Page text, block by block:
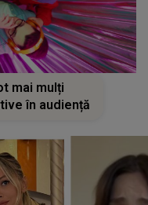
mai mulți
în audiență